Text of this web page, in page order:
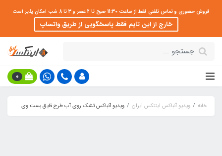
فروش حضوری و تماس تلفنی فقط از ساعت 11:30 صبح تا 2 عصر و 3 تا 8 شب امکان پذیر است
خارج از این تایم فقط پاسخگویی از طریق واتساپ
0
خانه ویدیو آنباکس اینتکس ایران ویدیو آنباکس تشک روی آب طرح قایق بست وی